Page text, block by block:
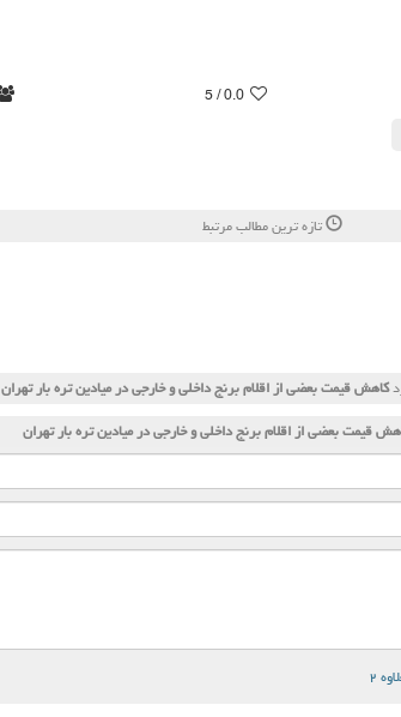
0.0
/ 5
تازه ترین مطالب مرتبط
کاهش قیمت بعضی از اقلام برنج داخلی و خارجی در میادین تره بار تهران
قیمت بعضی از اقلام برنج داخلی و خارجی در میادین تره بار تهران